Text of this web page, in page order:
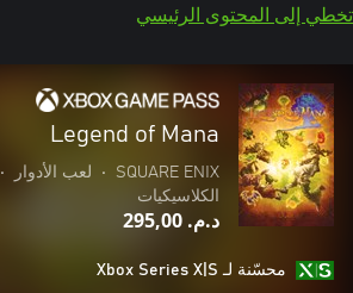
تخطي إلى المحتوى الرئيسي
Legend of Mana
SQUARE ENIX
• لعب الأدوار •
الكلاسيكيات
د.م.‏ 295,00
محسّنة لـ Xbox Series X|S